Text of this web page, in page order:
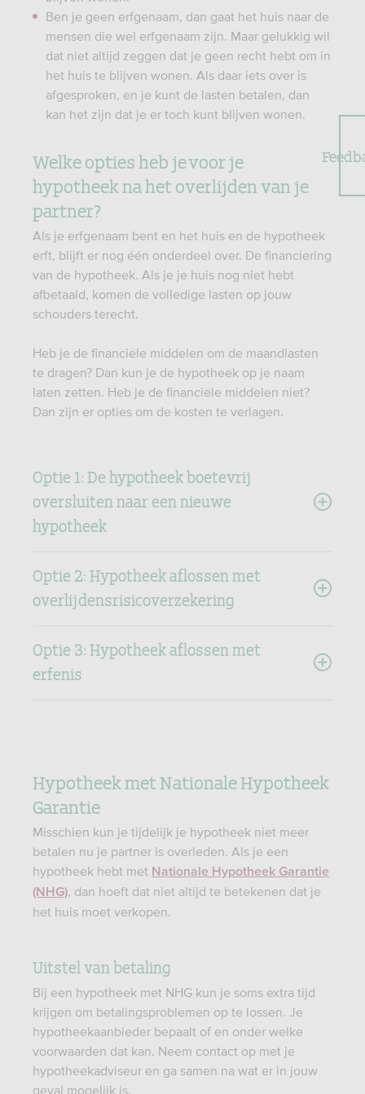
Ben je geen erfgenaam, dan gaat het huis naar de
mensen die wel erfgenaam zijn. Maar gelukkig wil
dat niet altijd zeggen dat je geen recht hebt om in
het huis te blijven wonen. Als daar iets over is
afgesproken, en je kunt de lasten betalen, dan
kan het zijn dat je er toch kunt blijven wonen.
Welke opties heb je voor je
hypotheek na het overlijden van je
partner?
Als je erfgenaam bent en het huis en de hypotheek
erft, blijft er nog één onderdeel over. De financiering
van de hypotheek. Als je je huis nog niet hebt
afbetaald, komen de volledige lasten op jouw
schouders terecht.
Heb je de financiële middelen om de maandlasten
te dragen? Dan kun je de hypotheek op je naam
laten zetten. Heb je de financiële middelen niet?
Dan zijn er opties om de kosten te verlagen.
Optie 1: De hypotheek boetevrij
oversluiten naar een nieuwe
hypotheek
Optie 2: Hypotheek aflossen met
overlijdensrisicoverzekering
Optie 3: Hypotheek aflossen met
erfenis
Hypotheek met Nationale Hypotheek
Garantie
Misschien kun je tijdelijk je hypotheek niet meer
betalen nu je partner is overleden. Als je een
hypotheek hebt met Nationale Hypotheek Garantie
(NHG), dan hoeft dat niet altijd te betekenen dat je
het huis moet verkopen.
Uitstel van betaling
Bij een hypotheek met NHG kun je soms extra tijd
krijgen om betalingsproblemen op te lossen. Je
hypotheekaanbieder bepaalt of en onder welke
voorwaarden dat kan. Neem contact op met je
hypotheekadviseur en ga samen na wat er in jouw
geval mogelijk is.